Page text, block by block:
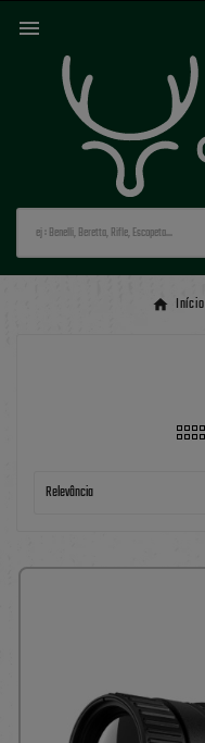

Início
Relevância